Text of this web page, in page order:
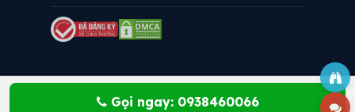
Gọi ngay: 0938460066